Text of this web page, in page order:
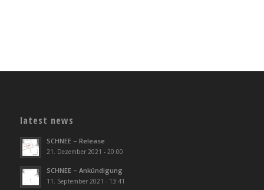
latest news
SCHNEE – Release
21. Dezember 2021 - 20:00
SCHNEE – Ankündigung
11. September 2021 - 13:41